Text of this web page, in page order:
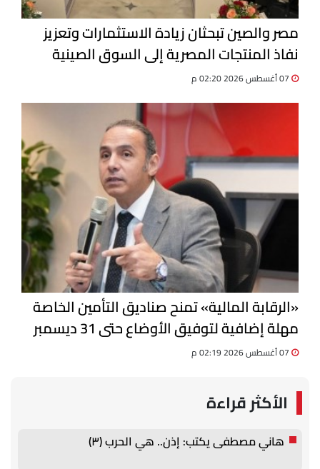
مصر والصين تبحثان زيادة الاستثمارات وتعزيز
نفاذ المنتجات المصرية إلى السوق الصينية
«الرقابة المالية» تمنح صناديق التأمين الخاصة
مهلة إضافية لتوفيق الأوضاع حتى 31 ديسمبر
الأكثر قراءة
هاني مصطفى يكتب: إذن.. هي الحرب (٣)